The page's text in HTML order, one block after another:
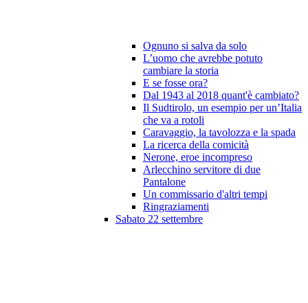
Ognuno si salva da solo
L’uomo che avrebbe potuto
cambiare la storia
E se fosse ora?
Dal 1943 al 2018 quant'è cambiato?
Il Sudtirolo, un esempio per un’Italia
che va a rotoli
Caravaggio, la tavolozza e la spada
La ricerca della comicità
Nerone, eroe incompreso
Arlecchino servitore di due
Pantalone
Un commissario d'altri tempi
Ringraziamenti
Sabato 22 settembre